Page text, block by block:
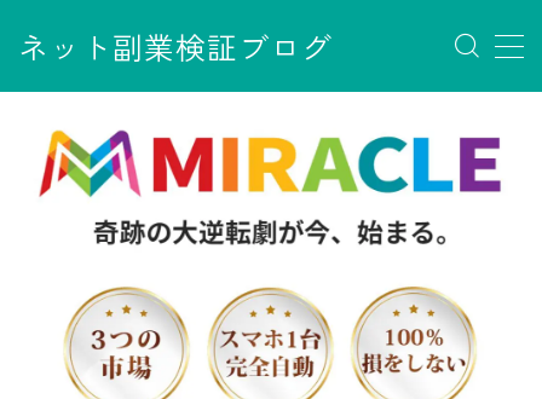
ネット副業検証ブログ
MENU
お問い合わせ
サイトマップ
デモプリセット記事 #7
フロントページ
免責事項
利用規約／特定商取引法に基づく表記
有料記事の決済完了ページ
運営者情報